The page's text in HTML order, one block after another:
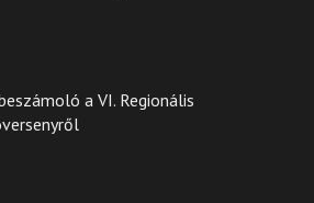
a VI. Regionális